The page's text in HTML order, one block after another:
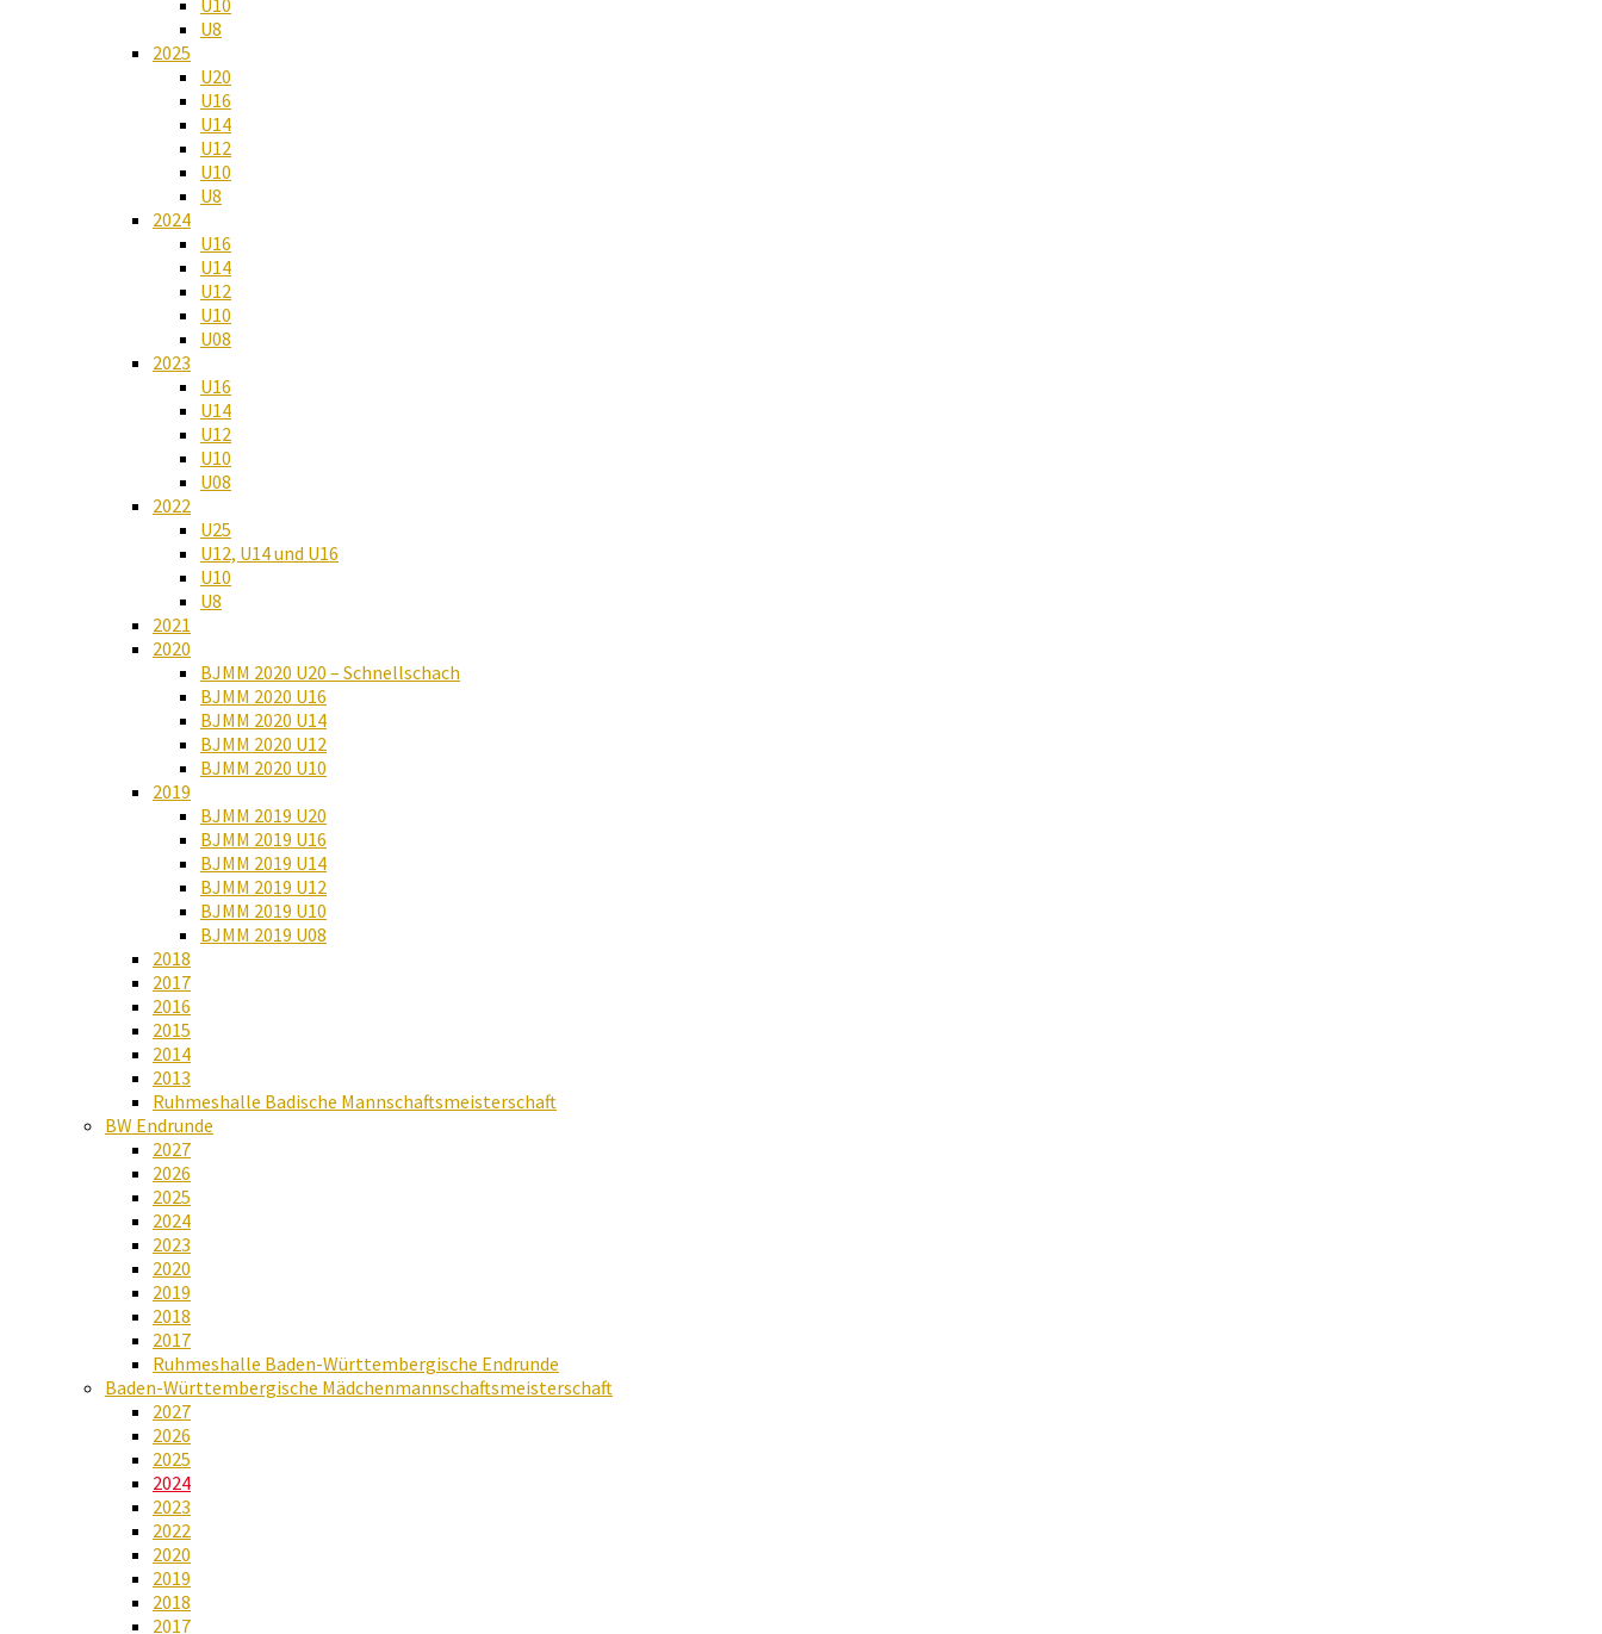
U10
U8
2025
U20
U16
U14
U12
U10
U8
2024
U16
U14
U12
U10
U08
2023
U16
U14
U12
U10
U08
2022
U25
U12, U14 und U16
U10
U8
2021
2020
BJMM 2020 U20 – Schnellschach
BJMM 2020 U16
BJMM 2020 U14
BJMM 2020 U12
BJMM 2020 U10
2019
BJMM 2019 U20
BJMM 2019 U16
BJMM 2019 U14
BJMM 2019 U12
BJMM 2019 U10
BJMM 2019 U08
2018
2017
2016
2015
2014
2013
Ruhmeshalle Badische Mannschaftsmeisterschaft
BW Endrunde
2027
2026
2025
2024
2023
2020
2019
2018
2017
Ruhmeshalle Baden-Württembergische Endrunde
Baden-Württembergische Mädchenmannschaftsmeisterschaft
2027
2026
2025
2024
2023
2022
2020
2019
2018
2017